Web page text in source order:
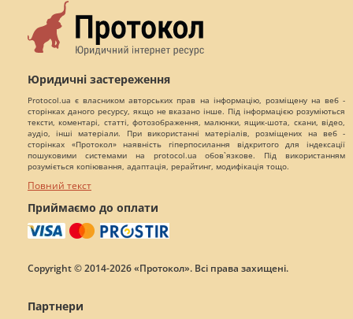
Юридичні застереження
Protocol.ua є власником авторських прав на інформацію, розміщену на веб -
сторінках даного ресурсу, якщо не вказано інше. Під інформацією розуміються
тексти, коментарі, статті, фотозображення, малюнки, ящик-шота, скани, відео,
аудіо, інші матеріали. При використанні матеріалів, розміщених на веб -
сторінках «Протокол» наявність гіперпосилання відкритого для індексації
пошуковими системами на protocol.ua обов`язкове. Під використанням
розуміється копіювання, адаптація, рерайтинг, модифікація тощо.
Повний текст
Приймаємо до оплати
Copyright © 2014-2026 «Протокол». Всі права захищені.
Партнери